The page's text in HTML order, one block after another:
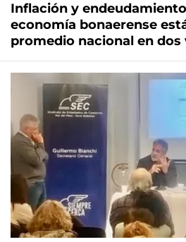
Inflación y
economía bonaerense
promedio nacional en dos